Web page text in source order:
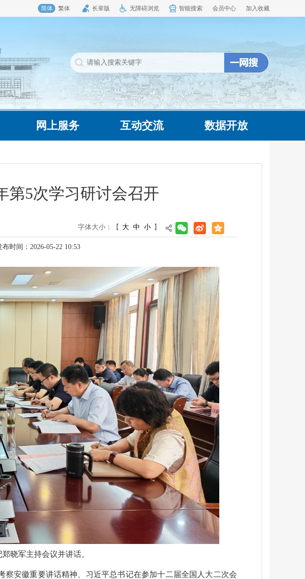
简体 繁体 长辈版 无障碍浏览 智能搜索 会员中心 加入收藏
网上服务 互动交流 数据开放
第5次学习研讨会召开
字体大小： 【 大 中 小 】
布时间：2026-05-22 10:53
郑晓军主持会议并讲话。
察安徽重要讲话精神 、习近平总书记在参加十二届全国人大二次会